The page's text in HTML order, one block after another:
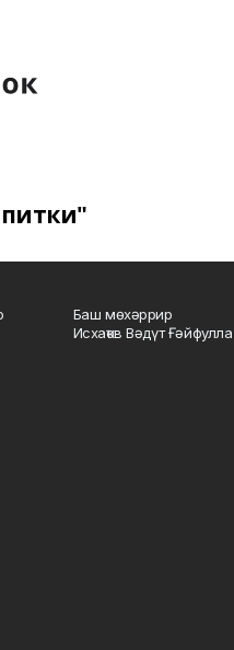
Баш мөхәррир
Исхаҡов Вәдүт